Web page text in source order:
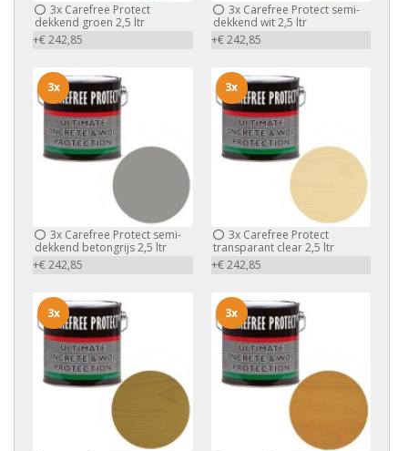
3x Carefree Protect
dekkend groen 2,5 ltr
+€ 242,85
3xCarefree Protect semi-
dekkend wit 2,5 ltr
+€ 242,85
3x Carefree Protect semi-
dekkend betongrijs 2,5 ltr
+€ 242,85
3x
3xCarefree Protect
transparant clear 2,5 ltr
+€ 242,85
3x
3x 3x